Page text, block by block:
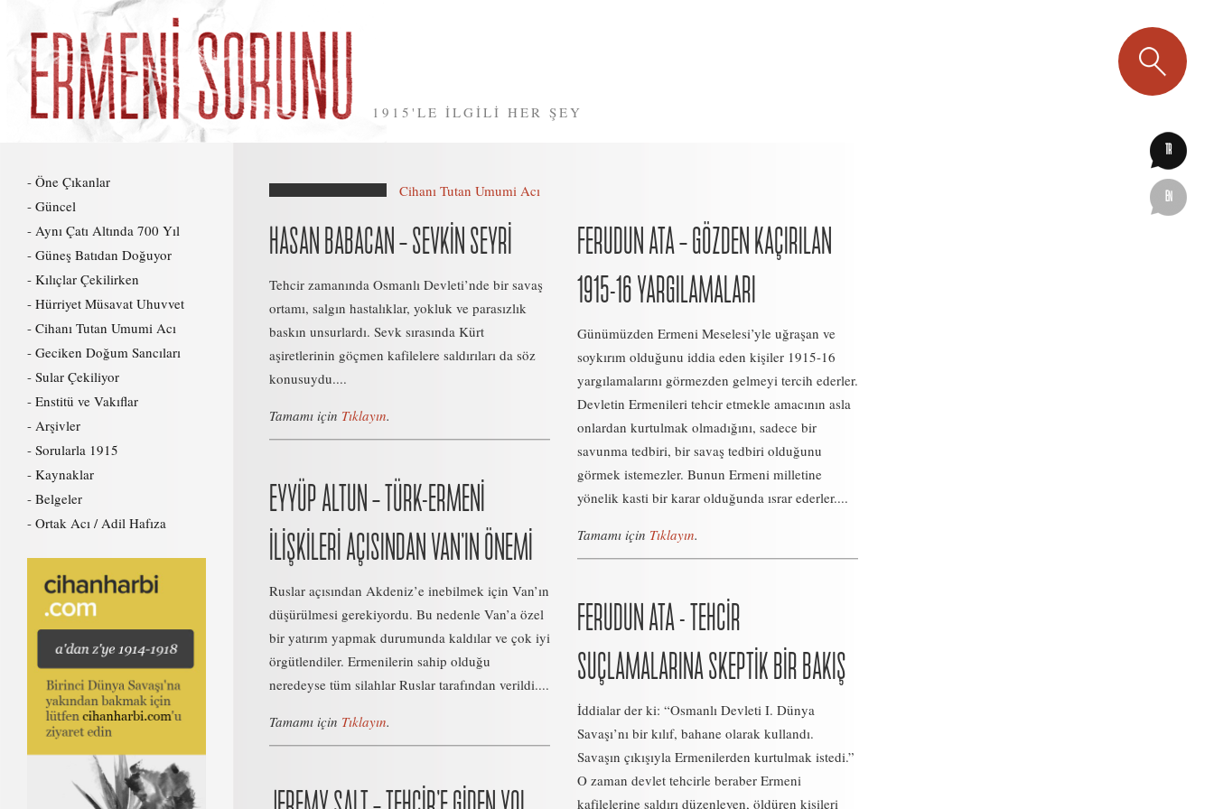
1915'LE İLGİLİ HER ŞEY
TR
EN
Öne Çıkanlar
Güncel
Aynı Çatı Altında 700 Yıl
Güneş Batıdan Doğuyor
Kılıçlar Çekilirken
Hürriyet Müsavat Uhuvvet
Cihanı Tutan Umumi Acı
Geciken Doğum Sancıları
Sular Çekiliyor
Enstitü ve Vakıflar
Arşivler
Sorularla 1915
Kaynaklar
Belgeler
Ortak Acı / Adil Hafıza
Cihanı Tutan Umumi Acı
HASAN BABACAN – SEVKIN SEYRI
Tehcir zamanında Osmanlı Devleti’nde bir savaş
ortamı, salgın hastalıklar, yokluk ve parasızlık
baskın unsurlardı. Sevk sırasında Kürt
aşiretlerinin göçmen kafilelere saldırıları da söz
konusuydu....
Tamamı için Tıklayın.
FERUDUN ATA – GÖZDEN KAÇIRILAN
1915-16 YARGILAMALARI
Günümüzden Ermeni Meselesi’yle uğraşan ve
soykırım olduğunu iddia eden kişiler 1915-16
yargılamalarını görmezden gelmeyi tercih ederler.
Devletin Ermenileri tehcir etmekle amacının asla
onlardan kurtulmak olmadığını, sadece bir
savunma tedbiri, bir savaş tedbiri olduğunu
görmek istemezler. Bunun Ermeni milletine
yönelik kasti bir karar olduğunda ısrar ederler....
Tamamı için Tıklayın.
EYYÜP ALTUN – TÜRK-ERMENİ
İLİŞKİLERİ AÇISINDAN VAN’IN ÖNEMİ
Ruslar açısından Akdeniz’e inebilmek için Van’ın
düşürülmesi gerekiyordu. Bu nedenle Van’a özel
bir yatırım yapmak durumunda kaldılar ve çok iyi
örgütlendiler. Ermenilerin sahip olduğu
neredeyse tüm silahlar Ruslar tarafından verildi....
Tamamı için Tıklayın.
FERUDUN ATA - TEHCİR
SUÇLAMALARINA SKEPTİK BİR BAKIŞ
İddialar der ki: “Osmanlı Devleti I. Dünya
Savaşı’nı bir kılıf, bahane olarak kullandı.
Savaşın çıkışıyla Ermenilerden kurtulmak istedi.”
O zaman devlet tehcirle beraber Ermeni
kafilelerine saldırı düzenleyen, öldüren kişileri